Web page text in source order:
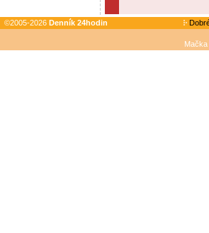
©2005-2026 Denník 24hodin
Mačka